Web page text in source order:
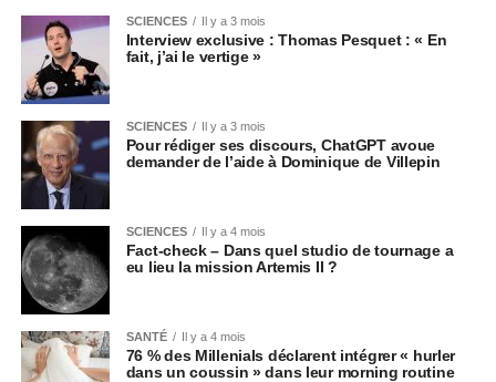
SCIENCES Il y a 3 mois
Interview exclusive : Thomas Pesquet : « En
fait, j’ai le vertige »
SCIENCES Il y a 3 mois
Pour rédiger ses discours, ChatGPT avoue
demander de l’aide à Dominique de Villepin
SCIENCES Il y a 4 mois
Fact-check – Dans quel studio de tournage a
eu lieu la mission Artemis II ?
SANTÉ Il y a 4 mois
76 % des Millenials déclarent intégrer « hurler
dans un coussin » dans leur morning routine